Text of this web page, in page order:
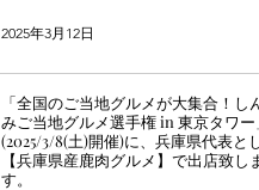
2025年3月12日
「全国のご当地グルメが大集合！し
みご当地グルメ選手権 in 東京タワー
(2025/3/8(土)開催)に、兵庫県代表とし
【兵庫県産鹿肉グルメ】で出店致しま
す。